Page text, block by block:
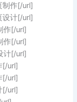
作[/url]
计[/url]
作[/url]
作[/url]
计[/url]
[/url]
[/url]
[/url]